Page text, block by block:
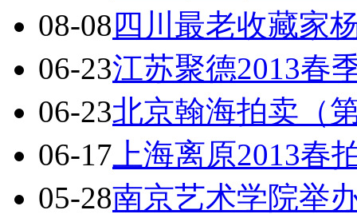
08-08 四川最老收藏家
06-23江苏聚德2013春
06-23北京翰海拍卖（
06-17 上海离原2013春
05-28南京艺术学院举